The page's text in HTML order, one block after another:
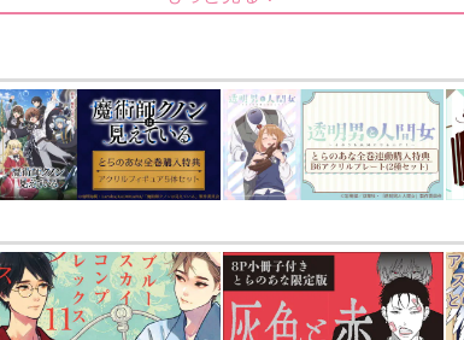
カラセイLOG
専売 499円（税込）
その他 カラスバ×セイカ
花降る頃まであとすこし
専売 629円（税込）
鬼滅の刃
冨岡義勇×胡蝶しのぶ